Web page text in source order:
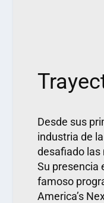
Desde sus
industria de
desafiado las
Su presencia
famoso
America’s